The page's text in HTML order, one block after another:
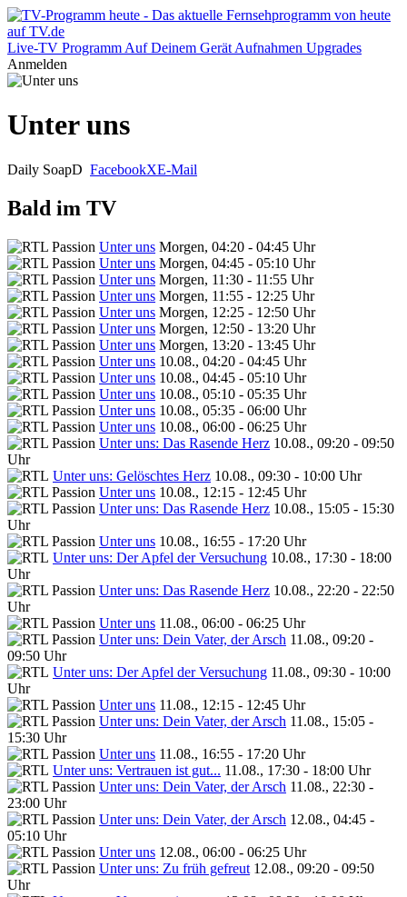
Live-TV Programm Auf Deinem Gerät Aufnahmen Upgrades
Anmelden
Unter uns
Daily SoapD FacebookXE-Mail
Bald im TV
Unter uns Morgen, 04:20 - 04:45 Uhr
Unter uns Morgen, 04:45 - 05:10 Uhr
Unter uns Morgen, 11:30 - 11:55 Uhr
Unter uns Morgen, 11:55 - 12:25 Uhr
Unter uns Morgen, 12:25 - 12:50 Uhr
Unter uns Morgen, 12:50 - 13:20 Uhr
Unter uns Morgen, 13:20 - 13:45 Uhr
Unter uns 10.08., 04:20 - 04:45 Uhr
Unter uns 10.08., 04:45 - 05:10 Uhr
Unter uns 10.08., 05:10 - 05:35 Uhr
Unter uns 10.08., 05:35 - 06:00 Uhr
Unter uns 10.08., 06:00 - 06:25 Uhr
Unter uns: Das Rasende Herz 10.08., 09:20 - 09:50
Uhr
Unter uns: Gelöschtes Herz 10.08., 09:30 - 10:00 Uhr
Unter uns 10.08., 12:15 - 12:45 Uhr
Unter uns: Das Rasende Herz 10.08., 15:05 - 15:30
Uhr
Unter uns 10.08., 16:55 - 17:20 Uhr
Unter uns: Der Apfel der Versuchung 10.08., 17:30 - 18:00
Uhr
Unter uns: Das Rasende Herz 10.08., 22:20 - 22:50
Uhr
Unter uns 11.08., 06:00 - 06:25 Uhr
Unter uns: Dein Vater, der Arsch 11.08., 09:20 -
09:50 Uhr
Unter uns: Der Apfel der Versuchung 11.08., 09:30 - 10:00
Uhr
Unter uns 11.08., 12:15 - 12:45 Uhr
Unter uns: Dein Vater, der Arsch 11.08., 15:05 -
15:30 Uhr
Unter uns 11.08., 16:55 - 17:20 Uhr
Unter uns: Vertrauen ist gut... 11.08., 17:30 - 18:00 Uhr
Unter uns: Dein Vater, der Arsch 11.08., 22:30 -
23:00 Uhr
Unter uns: Dein Vater, der Arsch 12.08., 04:45 -
05:10 Uhr
Unter uns 12.08., 06:00 - 06:25 Uhr
Unter uns: Zu früh gefreut 12.08., 09:20 - 09:50
Uhr